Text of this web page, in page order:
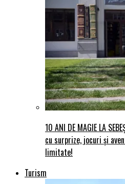
10 ANI DE MAGIE LA
cu surprize, jocuri și
limitate!
Turism